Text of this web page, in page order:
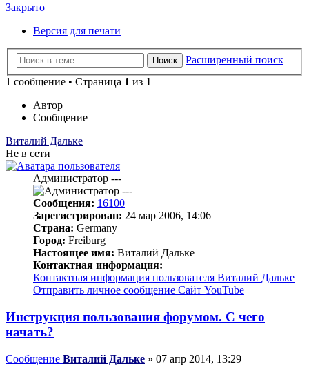
Закрыто
Версия для печати
Поиск
Расширенный поиск
1 сообщение • Страница 1 из 1
Автор
Сообщение
Виталий Дальке
Не в сети
Администратор ---
Сообщения: 16100
Зарегистрирован: 24 мар 2006, 14:06
Страна: Germany
Город: Freiburg
Настоящее имя: Виталий Дальке
Контактная информация:
Контактная информация пользователя Виталий Дальке
Отправить личное сообщение Сайт YouTube
Инструкция пользования форумом. С чего
начать?
Сообщение Виталий Дальке » 07 апр 2014, 13:29